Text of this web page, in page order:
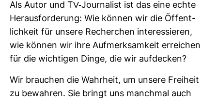
Als Autor und TV-​Jour­na­list ist das eine echte
Her­aus­for­de­rung: Wie können wir die Öffent­
lich­keit für unsere Recher­chen inter­es­sieren,
wie können wir ihre Auf­merk­sam­keit errei­chen
für die wich­tigen Dinge, die wir auf­de­cken?
Wir brau­chen die Wahr­heit, um unsere Frei­heit
zu bewahren. Sie bringt uns manchmal auch